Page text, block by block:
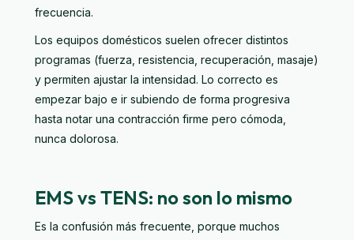
frecuencia.
Los equipos domésticos suelen ofrecer distintos
programas (fuerza, resistencia, recuperación, masaje)
y permiten ajustar la intensidad. Lo correcto es
empezar bajo e ir subiendo de forma progresiva
hasta notar una contracción firme pero cómoda,
nunca dolorosa.
EMS vs TENS: no son lo mismo
Es la confusión más frecuente, porque muchos